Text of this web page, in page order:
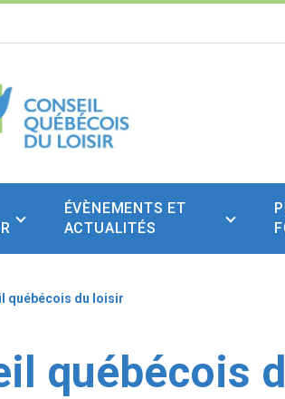
ÉVÈNEMENTS ET
ACTUALITÉS
québécois du loisir
québécois